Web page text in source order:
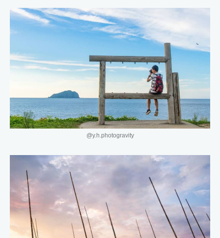
@y.h.photogravity